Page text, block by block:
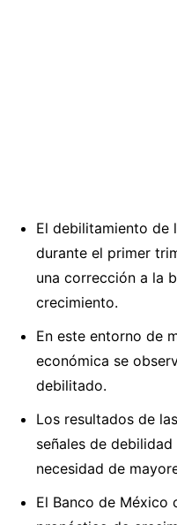
El debilitamiento de
durante el primer
una corrección a la
crecimiento.
En este entorno de
económica se
debilitado.
Los resultados de
señales de
necesidad de
El Banco de México